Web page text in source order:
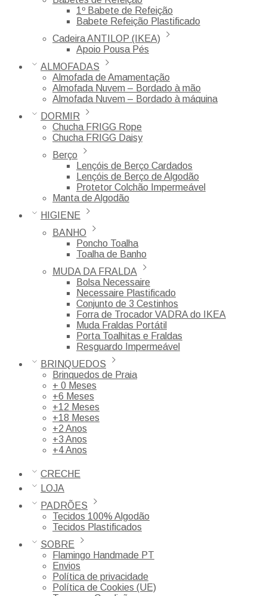
1º Babete de Refeição
Babete Refeição Plastificado
Cadeira ANTILOP (IKEA)
Apoio Pousa Pés
ALMOFADAS
Almofada de Amamentação
Almofada Nuvem – Bordado à mão
Almofada Nuvem – Bordado à máquina
DORMIR
Chucha FRIGG Rope
Chucha FRIGG Daisy
Berço
Lençóis de Berço Cardados
Lençóis de Berço de Algodão
Protetor Colchão Impermeável
Manta de Algodão
HIGIENE
BANHO
Poncho Toalha
Toalha de Banho
MUDA DA FRALDA
Bolsa Necessaire
Necessaire Plastificado
Conjunto de 3 Cestinhos
Forra de Trocador VADRA do IKEA
Muda Fraldas Portátil
Porta Toalhitas e Fraldas
Resguardo Impermeável
BRINQUEDOS
Brinquedos de Praia
+ 0 Meses
+6 Meses
+12 Meses
+18 Meses
+2 Anos
+3 Anos
+4 Anos
CRECHE
LOJA
PADRÕES
Tecidos 100% Algodão
Tecidos Plastificados
SOBRE
Flamingo Handmade PT
Envios
Política de privacidade
Política de Cookies (UE)